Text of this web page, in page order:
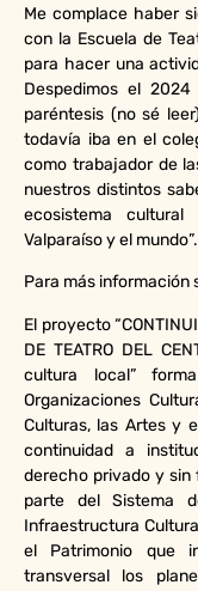
Me complace haber
con la Escuela de
para hacer una
Despedimos el
paréntesis (no sé
todavía iba en el
como trabajador de
nuestros distintos
ecosistema
Valparaíso y el mundo”.
Para más información
El proyecto
DE TEATRO DEL
cultura local”
Organizaciones
Culturas, las Artes y
continuidad a
derecho privado y sin
parte del Sistema
Infraestructura
el Patrimonio que
transversal los